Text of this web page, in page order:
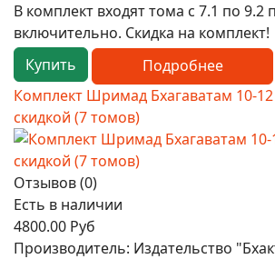
В комплект входят тома с 7.1 по 9.2
включительно. Скидка на комплект!
Купить
Подробнее
Комплект Шримад Бхагаватам 10-
скидкой (7 томов)
Отзывов (0)
Есть в наличии
4800.00 Руб
Производитель: Издательство